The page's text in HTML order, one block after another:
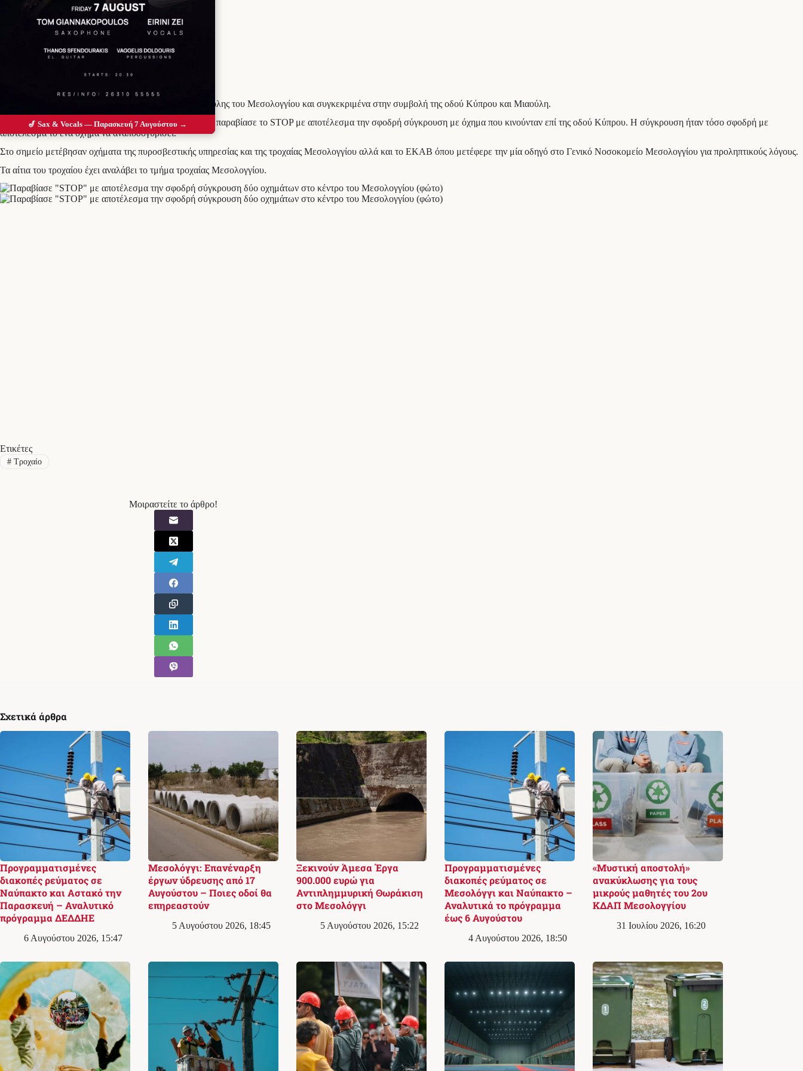
προτιμώμενη πηγή στο Google
Σοβαρό τροχαίο συνέβη πριν από λίγο στο κέντρο της πόλης του Μεσολογγίου και συγκεκριμένα στην συμβολή της οδού Κύπρου και Μιαούλη.
Ο οδηγός τους ενός Ι.Χ ερχόμενο από την οδό Μιαούλη παραβίασε το STOP με αποτέλεσμα την σφοδρή σύγκρουση με όχημα που κινούνταν επί της οδού Κύπρου. Η σύγκρουση ήταν τόσο σφοδρή με
αποτέλεσμα το ένα όχημα να αναποδογυρίσει.
Στο σημείο μετέβησαν οχήματα της πυροσβεστικής υπηρεσίας και της τροχαίας Μεσολογγίου αλλά και το ΕΚΑΒ όπου μετέφερε την μία οδηγό στο Γενικό Νοσοκομείο Μεσολογγίου για προληπτικούς λόγους.
Τα αίτια του τροχαίου έχει αναλάβει το τμήμα τροχαίας Μεσολογγίου.
Ετικέτες
#Τροχαίο
Μοιραστείτε το άρθρο!
Σχετικά άρθρα
Προγραμματισμένες
διακοπές ρεύματος σε
Ναύπακτο και Αστακό την
Παρασκευή – Αναλυτικό
πρόγραμμα ΔΕΔΔΗΕ
6 Αυγούστου 2026, 15:47
Μεσολόγγι: Επανέναρξη
έργων ύδρευσης από 17
Αυγούστου – Ποιες οδοί θα
επηρεαστούν
5 Αυγούστου 2026, 18:45
Ξεκινούν Άμεσα Έργα
900.000 ευρώ για
Αντιπλημμυρική Θωράκιση
στο Μεσολόγγι
5 Αυγούστου 2026, 15:22
Προγραμματισμένες
διακοπές ρεύματος σε
Μεσολόγγι και Ναύπακτο –
Αναλυτικά το πρόγραμμα
έως 6 Αυγούστου
4 Αυγούστου 2026, 18:50
«Μυστική αποστολή»
ανακύκλωσης για τους
μικρούς μαθητές του 2ου
ΚΔΑΠ Μεσολογγίου
31 Ιουλίου 2026, 16:20
🎷 Sax & Vocals — Παρασκευή 7 Αυγούστου →